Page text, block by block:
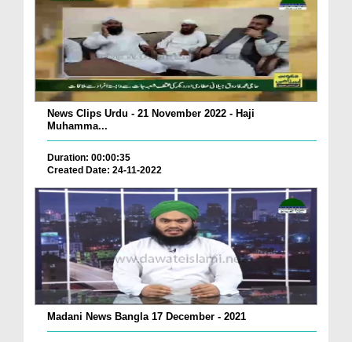
News Clips Urdu - 21 November 2022 - Haji
Muhamma...
Duration: 00:00:35
Created Date: 24-11-2022
Madani News Bangla 17 December - 2021